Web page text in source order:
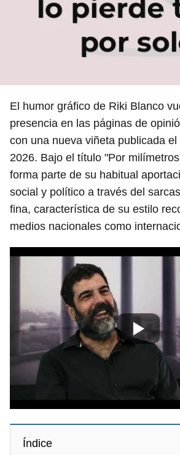
El humor gráfico de Riki Blanco
presencia en las páginas de
con una nueva viñeta publicada
2026. Bajo el título "Por
forma parte de su habitual
social y político a través del
fina, característica de su estilo
medios nacionales como
Índice